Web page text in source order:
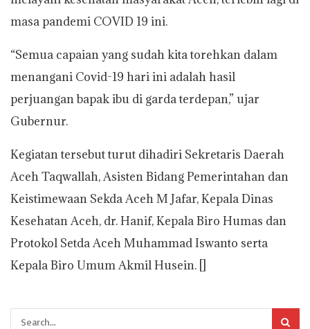
masa pandemi COVID 19 ini.
“Semua capaian yang sudah kita torehkan dalam
menangani Covid-19 hari ini adalah hasil
perjuangan bapak ibu di garda terdepan,” ujar
Gubernur.
Kegiatan tersebut turut dihadiri Sekretaris Daerah
Aceh Taqwallah, Asisten Bidang Pemerintahan dan
Keistimewaan Sekda Aceh M Jafar, Kepala Dinas
Kesehatan Aceh, dr. Hanif, Kepala Biro Humas dan
Protokol Setda Aceh Muhammad Iswanto serta
Kepala Biro Umum Akmil Husein. []